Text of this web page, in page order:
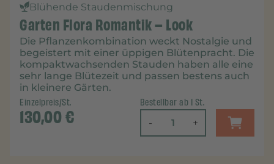
Blühende Staudenmischung
Garten Flora Romantik – Look
Die Pflanzenkombination weckt Nostalgie und
begeistert mit einer üppigen Blütenpracht. Die
kompaktwachsenden Stauden haben alle eine
sehr lange Blütezeit und passen bestens auch
in kleinere Gärten.
Einzelpreis/St.
130,00€
Bestellbar ab 1 St.
- +